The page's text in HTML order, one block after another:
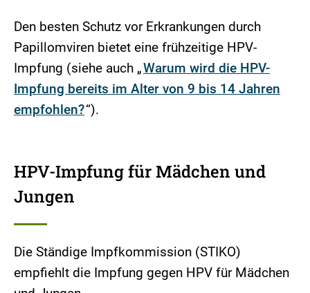
Den besten Schutz vor Erkrankungen durch
Papillomviren bietet eine frühzeitige HPV-
Impfung (siehe auch „Warum wird die HPV-
Impfung bereits im Alter von 9 bis 14 Jahren
empfohlen?“).
HPV-Impfung für Mädchen und
Jungen
Die Ständige Impfkommission (STIKO)
empfiehlt die Impfung gegen HPV für Mädchen